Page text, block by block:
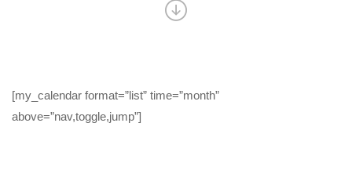
[my_calendar format=”list” time=”month”
above=”nav,toggle,jump”]